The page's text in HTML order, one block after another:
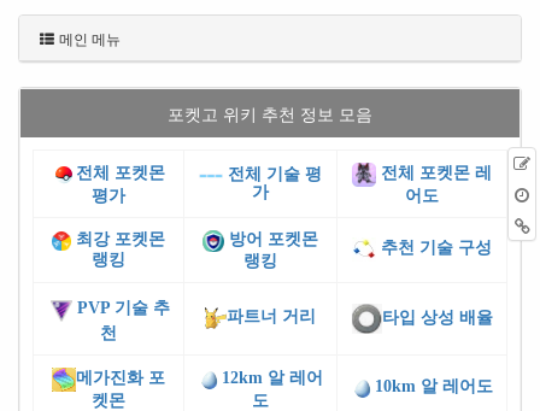
메인 메뉴
포켓고 위키 추천 정보 모음
전체 포켓몬
평가
전체 기술 평
가
전체 포켓몬 레
어도
최강 포켓몬
랭킹
방어 포켓몬
랭킹
추천 기술 구성
PVP 기술 추
천
파트너 거리 타입 상성 배율
메가진화 포
켓몬
12km 알 레어
도
10km 알 레어도